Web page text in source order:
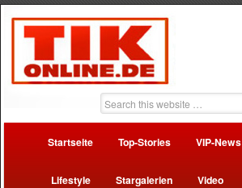
Startseite Top-Stories VIP-News
Lifestyle Stargalerien Video